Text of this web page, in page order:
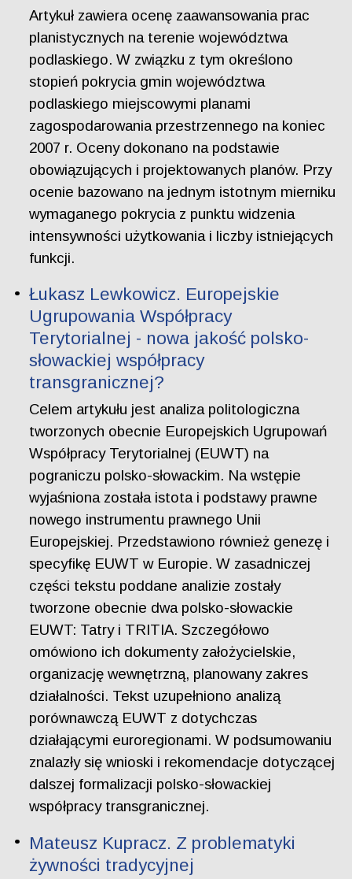
Artykuł zawiera ocenę zaawansowania prac
planistycznych na terenie województwa
podlaskiego. W związku z tym określono
stopień pokrycia gmin województwa
podlaskiego miejscowymi planami
zagospodarowania przestrzennego na koniec
2007 r. Oceny dokonano na podstawie
obowiązujących i projektowanych planów. Przy
ocenie bazowano na jednym istotnym mierniku
wymaganego pokrycia z punktu widzenia
intensywności użytkowania i liczby istniejących
funkcji.
Łukasz Lewkowicz. Europejskie
Ugrupowania Współpracy
Terytorialnej - nowa jakość polsko-
słowackiej współpracy
transgranicznej?
Celem artykułu jest analiza politologiczna
tworzonych obecnie Europejskich Ugrupowań
Współpracy Terytorialnej (EUWT) na
pograniczu polsko-słowackim. Na wstępie
wyjaśniona została istota i podstawy prawne
nowego instrumentu prawnego Unii
Europejskiej. Przedstawiono również genezę i
specyfikę EUWT w Europie. W zasadniczej
części tekstu poddane analizie zostały
tworzone obecnie dwa polsko-słowackie
EUWT: Tatry i TRITIA. Szczegółowo
omówiono ich dokumenty założycielskie,
organizację wewnętrzną, planowany zakres
działalności. Tekst uzupełniono analizą
porównawczą EUWT z dotychczas
działającymi euroregionami. W podsumowaniu
znalazły się wnioski i rekomendacje dotyczącej
dalszej formalizacji polsko-słowackiej
współpracy transgranicznej.
Mateusz Kupracz. Z problematyki
żywności tradycyjnej